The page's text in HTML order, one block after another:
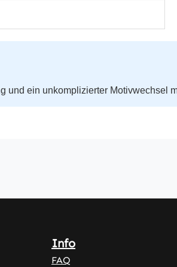
ein unkomplizierter Motivwechsel
Info
FAQ